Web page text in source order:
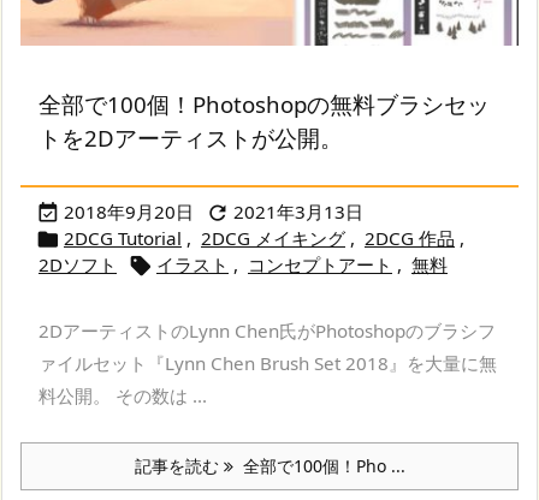
全部で100個！Photoshopの無料ブラシセッ
トを2Dアーティストが公開。
 2018年9月20日  2021年3月13日
 2DCG Tutorial , 2DCG メイキング , 2DCG 作品 ,
2Dソフト
 イラスト , コンセプトアート , 無料
2DアーティストのLynn Chen氏がPhotoshopのブラシフ
ァイルセット『Lynn Chen Brush Set 2018』を大量に無
料公開。 その数は ...
記事を読む 全部で100個！Pho ...